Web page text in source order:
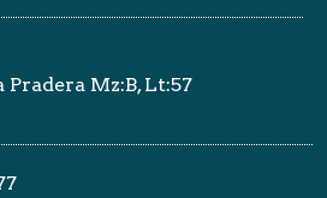
Mz:B, Lt:57